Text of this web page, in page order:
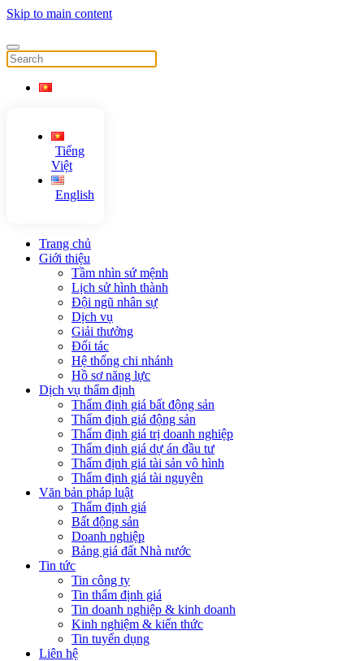
Skip to main content
Tiếng
Việt
English
Trang chủ
Giới thiệu
Tầm nhìn sứ mệnh
Lịch sử hình thành
Đội ngũ nhân sự
Dịch vụ
Giải thưởng
Đối tác
Hệ thống chi nhánh
Hồ sơ năng lực
Dịch vụ thẩm định
Thẩm định giá bất động sản
Thẩm định giá động sản
Thẩm định giá trị doanh nghiệp
Thẩm định giá dự án đầu tư
Thẩm định giá tài sản vô hình
Thẩm định giá tài nguyên
Văn bản pháp luật
Thẩm định giá
Bất động sản
Doanh nghiệp
Bảng giá đất Nhà nước
Tin tức
Tin công ty
Tin thẩm định giá
Tin doanh nghiệp & kinh doanh
Kinh nghiệm & kiến thức
Tin tuyển dụng
Liên hệ